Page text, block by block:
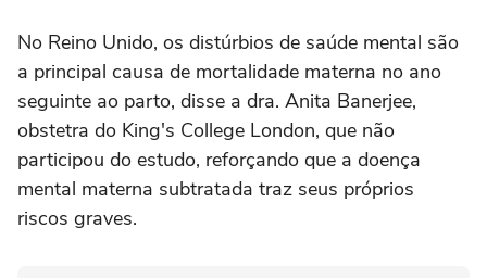
No Reino Unido, os distúrbios de saúde mental são
a principal causa de mortalidade materna no ano
seguinte ao parto, disse a dra. Anita Banerjee,
obstetra do King's College London, que não
participou do estudo, reforçando que a doença
mental materna subtratada traz seus próprios
riscos graves.